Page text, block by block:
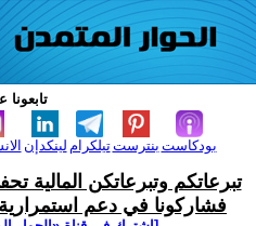
تابعونا
لينكدإن تيلكرامبنترست بودكاست
تبرعاتكم وتبرعاتكن المالية
فشاركونا في دعم